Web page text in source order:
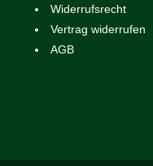
Widerrufsrecht
Vertrag widerrufen
AGB